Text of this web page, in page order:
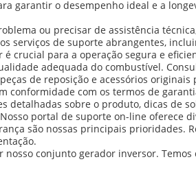
garantir o desempenho ideal e a
ou precisar de assistência
serviços de suporte abrangentes,
é crucial para a operação segura e
adequada do combustível.
de reposição e acessórios
conformidade com os termos de
detalhadas sobre o produto, dicas de
portal de suporte on-line oferece
são nossas principais prioridades.
nosso conjunto gerador inversor.